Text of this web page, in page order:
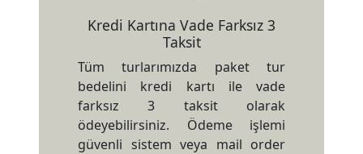
Kredi Kartına Vade Farksız 3
Taksit
Tüm turlarımızda paket tur
bedelini kredi kartı ile vade
farksız 3 taksit olarak
ödeyebilirsiniz. Ödeme işlemi
güvenli sistem veya mail order